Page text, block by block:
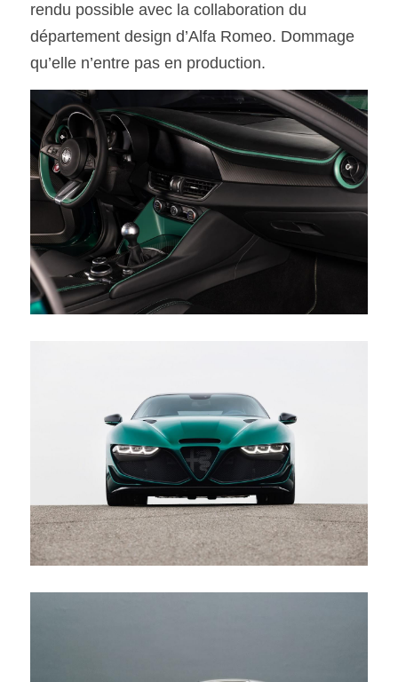
rendu possible avec la collaboration du
département design d’Alfa Romeo. Dommage
qu’elle n’entre pas en production.